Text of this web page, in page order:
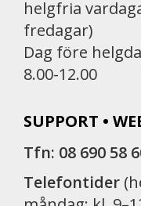
helgfria
fredagar)
Dag före
8.00-12.00
SUPPORT •
Tfn: 08 690 58
Telefontider